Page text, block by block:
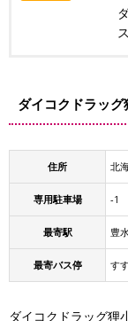
ダイコクドラッ
住所 北
専用駐車場 -1
最寄駅 豊
最寄バス停 す
ダイコクドラッグ狸